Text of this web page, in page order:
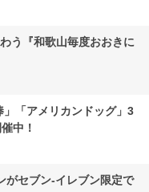
う『和歌山毎度おおきに
」「アメリカンドッグ」3
中！
セブン‐イレブン限定で